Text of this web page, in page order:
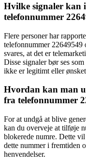
Hvilke signaler kan
telefonnummer
Flere personer har
telefonnummer 22649549
svares, at det er
Disse signaler bør ses
ikke er legitimt eller
Hvordan kan man
fra telefonnummer
For at undgå at blive
kan du overveje at tilføje
blokerede numre. Dette
dette nummer i fremtiden
henvendelser.